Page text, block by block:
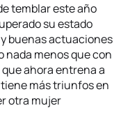
temblar este año
su estado
buenas actuaciones
nada menos que con
ahora entrena a
más triunfos en
otra mujer